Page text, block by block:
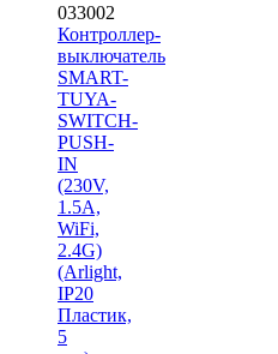
033002
Контроллер-
выключатель
SMART-
TUYA-
SWITCH-
PUSH-
IN
(230V,
1.5A,
WiFi,
2.4G)
(Arlight,
IP20
Пластик,
5